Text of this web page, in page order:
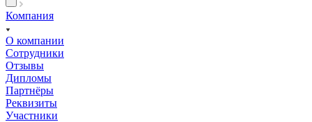
Компания
О компании
Сотрудники
Отзывы
Дипломы
Партнёры
Реквизиты
Участники